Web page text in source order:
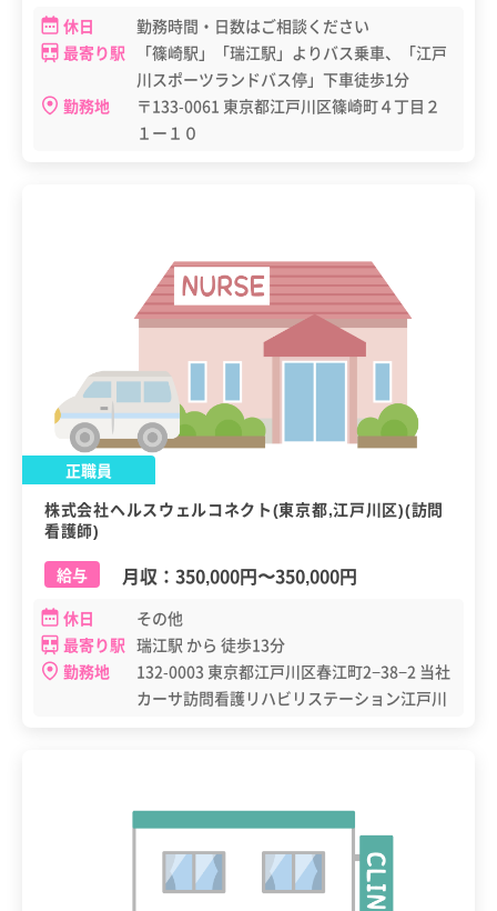
休日
勤務時間・日数はご相談ください
最寄り駅
「篠崎駅」「瑞江駅」よりバス乗車、「江戸
川スポーツランドバス停」下車徒歩1分
勤務地
〒133-0061 東京都江戸川区篠崎町４丁目２
１ー１０
正職員
株式会社ヘルスウェルコネクト(東京都,江戸川区)(訪問
看護師)
給与
月収： 350,000円〜350,000円
休日
その他
最寄り駅 瑞江駅 から 徒歩13分
勤務地
132-0003 東京都江戸川区春江町2−38−2 当社
カーサ訪問看護リハビリステーション江戸川